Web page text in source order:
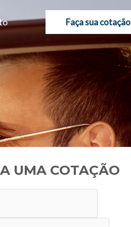
Faça sua cotação
UMA COTAÇÃO